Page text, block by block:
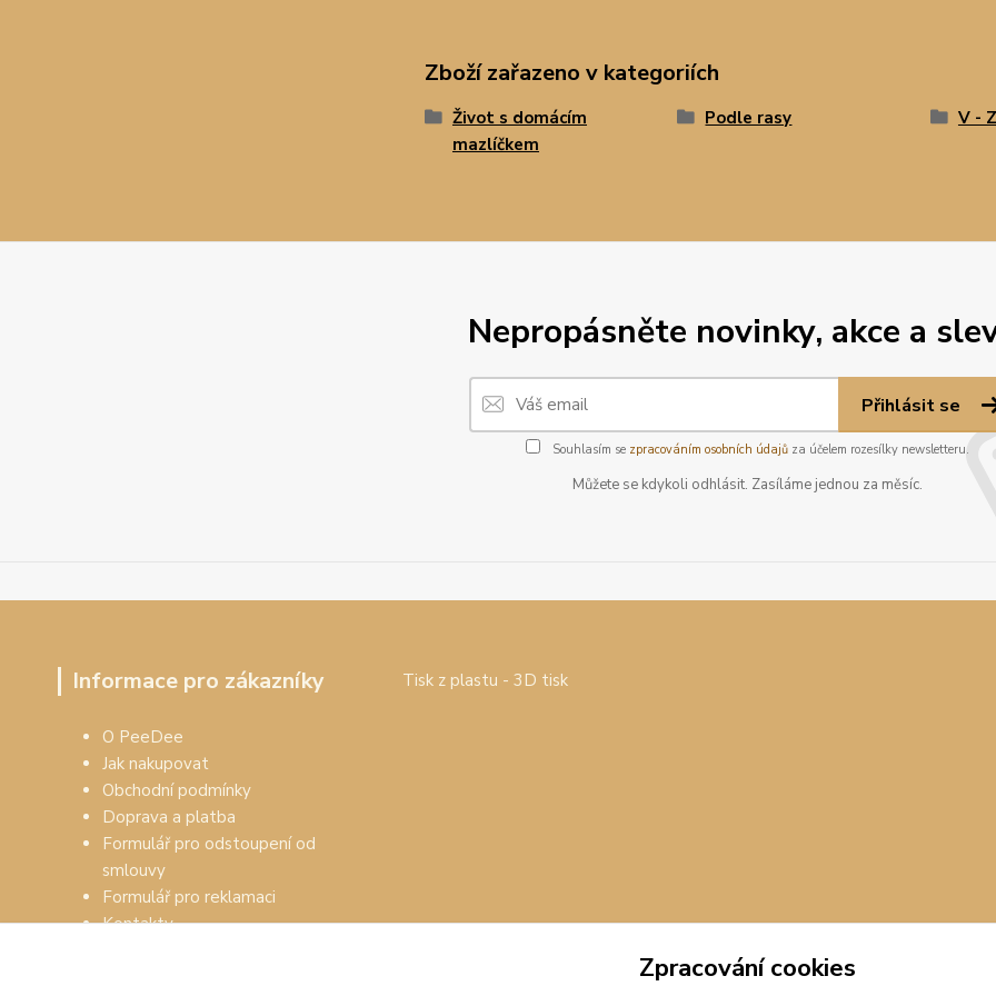
Zboží zařazeno v kategoriích
Život s domácím
mazlíčkem
Podle rasy V - Z
Nepropásněte novinky, akce a
Přihlásit se
Souhlasím se zpracováním osobních údajůza účelem rozesílky newsletteru.
Můžete se kdykoli odhlásit. Zasíláme jednou za měsíc.
Informace pro zákazníky
O PeeDee
Jak nakupovat
Obchodní podmínky
Doprava a platba
Formulář pro odstoupení od
smlouvy
Formulář pro reklamaci
Kontakty
Tisk z plastu - 3D tisk
Zpracování cookies